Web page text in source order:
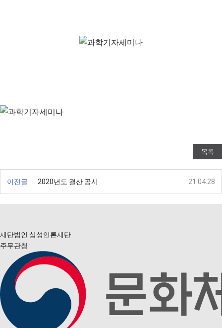
목록
이전글 2020년도 결산 공시 21.04.28
재단법인 삼성언론재단
주무관청 :